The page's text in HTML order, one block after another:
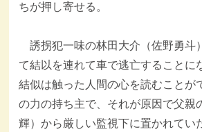
ちが押し寄せる。
誘拐犯一味の林田大介（佐野勇斗
て結以を連れて車で逃亡することに
結似は触った人間の心を読むことが
の力の持ち主で、それが原因で父親
輝）から厳しい監視下に置かれてい